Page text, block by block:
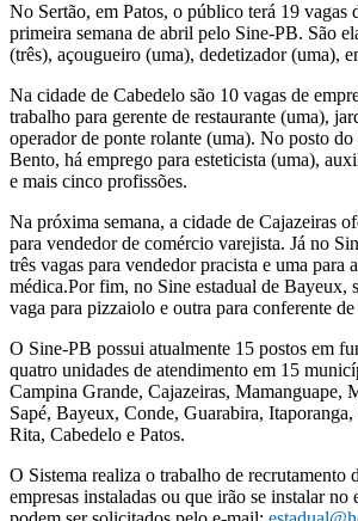
No Sertão, em Patos, o público terá 19 vagas
primeira semana de abril pelo Sine-PB. São
(três), açougueiro (uma), dedetizador (uma),
Na cidade de Cabedelo são 10 vagas de
trabalho para gerente de restaurante (uma),
operador de ponte rolante (uma). No posto do
Bento, há emprego para esteticista (uma),
e mais cinco profissões.
Na próxima semana, a cidade de Cajazeiras
para vendedor de comércio varejista. Já no
três vagas para vendedor pracista e uma para
médica.Por fim, no Sine estadual de Bayeux,
vaga para pizzaiolo e outra para conferente
O Sine-PB possui atualmente 15 postos em
quatro unidades de atendimento em 15
Campina Grande, Cajazeiras, Mamanguape,
Sapé, Bayeux, Conde, Guarabira, Itaporanga,
Rita, Cabedelo e Patos.
O Sistema realiza o trabalho de recrutamento
empresas instaladas ou que irão se instalar no